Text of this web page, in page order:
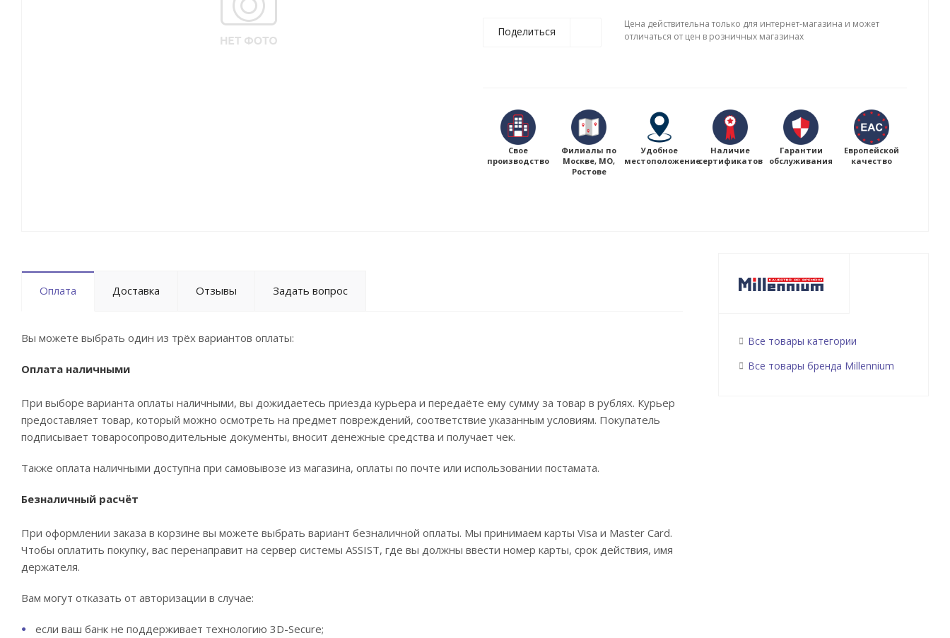
Поделиться
Цена действительна только для интернет-магазина и может
отличаться от цен в розничных магазинах
Свое
производство
Филиалы по
Москве, МО,
Ростове
Удобное
местоположение
Наличие
сертификатов
Гарантии
обслуживания
Европейской
качество
Оплата Доставка Отзывы Задать вопрос
Вы можете выбрать один из трёх вариантов оплаты:
Оплата наличными
При выборе варианта оплаты наличными, вы дожидаетесь приезда курьера и передаёте ему сумму за товар в рублях. Курьер
предоставляет товар, который можно осмотреть на предмет повреждений, соответствие указанным условиям. Покупатель
подписывает товаросопроводительные документы, вносит денежные средства и получает чек.
Также оплата наличными доступна при самовывозе из магазина, оплаты по почте или использовании постамата.
Безналичный расчёт
При оформлении заказа в корзине вы можете выбрать вариант безналичной оплаты. Мы принимаем карты Visa и Master Card.
Чтобы оплатить покупку, вас перенаправит на сервер системы ASSIST, где вы должны ввести номер карты, срок действия, имя
держателя.
Вам могут отказать от авторизации в случае:
если ваш банк не поддерживает технологию 3D-Secure;
Все товары категории
Все товары бренда Millennium